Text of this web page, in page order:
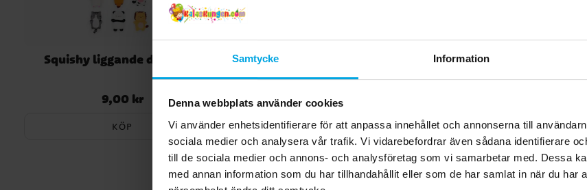
Samtycke Information
Denna webbplats använder cookies
Vi använder enhetsidentifierare för att anpassa innehållet och annonserna till
sociala medier och analysera vår trafik. Vi vidarebefordrar även sådana identifierare
till de sociala medier och annons- och analysföretag som vi samarbetar med. Dessa
med annan information som du har tillhandahållit eller som de har samlat in när du har
Squishy liggande djur 4 cm
Pris:9,00 kr
9,00 kr
KÖP
Squeeze glittrig capybara
Pris
29,00 kr
KÖP KÖP
Andra köpte även